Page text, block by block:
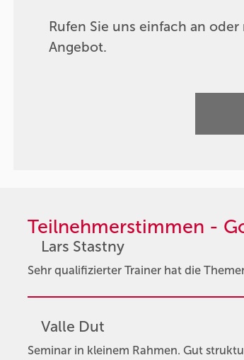
Rufen Sie uns einfach an
Angebot.
Teilnehmerstimmen -
Lars Stastny
Sehr qualifizierter Trainer hat die
Valle Dut
Seminar in kleinem Rahmen. Gut